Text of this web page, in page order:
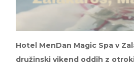
Hotel MenDan Magic Spa v
družinski vikend oddih z